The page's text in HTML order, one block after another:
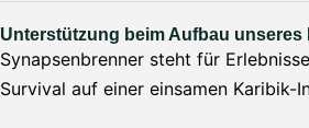
Unterstützung beim Aufbau
Synapsenbrenner steht für
Survival auf einer einsamen Karibik-